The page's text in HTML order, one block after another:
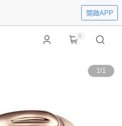
開啟APP
0
1/1